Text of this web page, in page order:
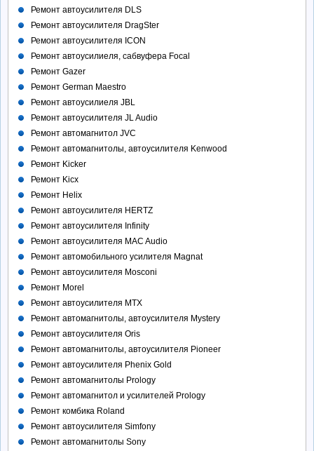
Ремонт автоусилителя DLS
Ремонт автоусилителя DragSter
Ремонт автоусилителя ICON
Ремонт автоусилиеля, сабвуфера Focal
Ремонт Gazer
Ремонт German Maestro
Ремонт автоусилиеля JBL
Ремонт автоусилителя JL Audio
Ремонт автомагнитол JVC
Ремонт автомагнитолы, автоусилителя Kenwood
Ремонт Kicker
Ремонт Kicx
Ремонт Helix
Ремонт автоусилителя HERTZ
Ремонт автоусилителя Infinity
Ремонт автоусилителя MAC Audio
Ремонт автомобильного усилителя Magnat
Ремонт автоусилителя Mosconi
Ремонт Morel
Ремонт автоусилителя MTX
Ремонт автомагнитолы, автоусилителя Mystery
Ремонт автоусилителя Oris
Ремонт автомагнитолы, автоусилителя Pioneer
Ремонт автоусилителя Phenix Gold
Ремонт автомагнитолы Prology
Ремонт автомагнитол и усилителей Prology
Ремонт комбика Roland
Ремонт автоусилителя Simfony
Ремонт автомагнитолы Sony